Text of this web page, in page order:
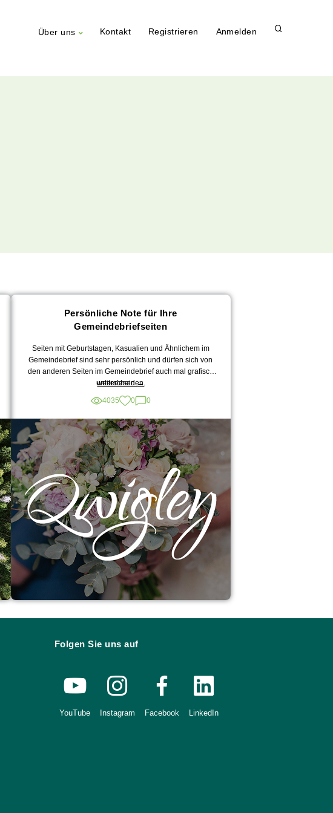
Über uns Kontakt Registrieren Anmelden
Persönliche Note für Ihre
Gemeindebriefseiten
Seiten mit Geburtstagen, Kasualien und Ähnlichem im
Gemeindebrief sind sehr persönlich und dürfen sich von
den anderen Seiten im Gemeindebrief auch mal grafisch
unterscheiden.
weiterlesen„Persönliche
Note
für
Ihre
Gemeindebriefseiten“
→
4035 0 0
Folgen Sie uns auf
YouTube Instagram Facebook LinkedIn